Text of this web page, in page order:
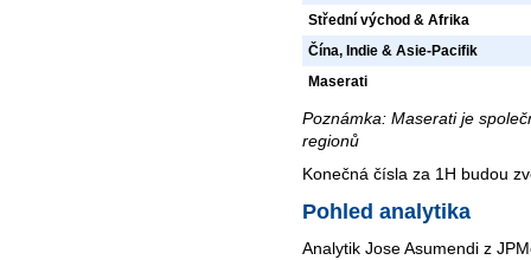
Střední východ & Afrika
Čína, Indie & Asie-Pacifik
Maserati
Poznámka: Maserati je
regionů
Konečná čísla za 1H budou
Pohled analytika
Analytik Jose Asumendi z